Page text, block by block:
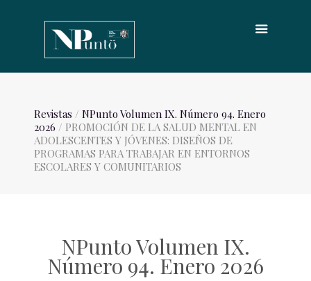
Revistas / NPunto Volumen IX. Número 94. Enero
2026/ PROMOCIÓN DE LA SALUD MENTAL EN
ADOLESCENTES Y JÓVENES: DISEÑOS DE
PROGRAMAS PARA TRABAJAR EN ENTORNOS
ESCOLARES Y COMUNITARIOS
NPunto Volumen IX.
Número 94. Enero 2026